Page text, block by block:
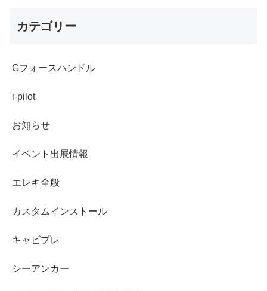
カテゴリー
Gフォースハンドル
i-pilot
お知らせ
イベント出展情報
エレキ全般
カスタムインストール
キャビプレ
シーアンカー